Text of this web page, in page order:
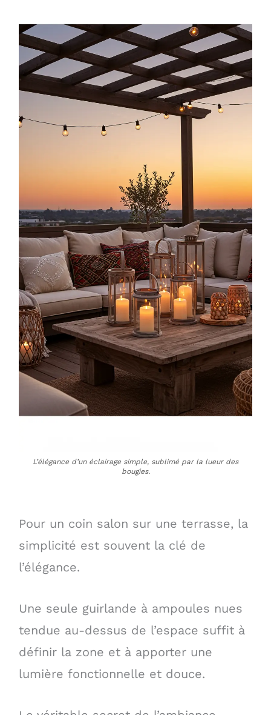
L’élégance d’un éclairage simple, sublimé par la lueur des
bougies.
Pour un coin salon sur une terrasse, la
simplicité est souvent la clé de
l’élégance.
Une seule guirlande à ampoules nues
tendue au-dessus de l’espace suffit à
définir la zone et à apporter une
lumière fonctionnelle et douce.